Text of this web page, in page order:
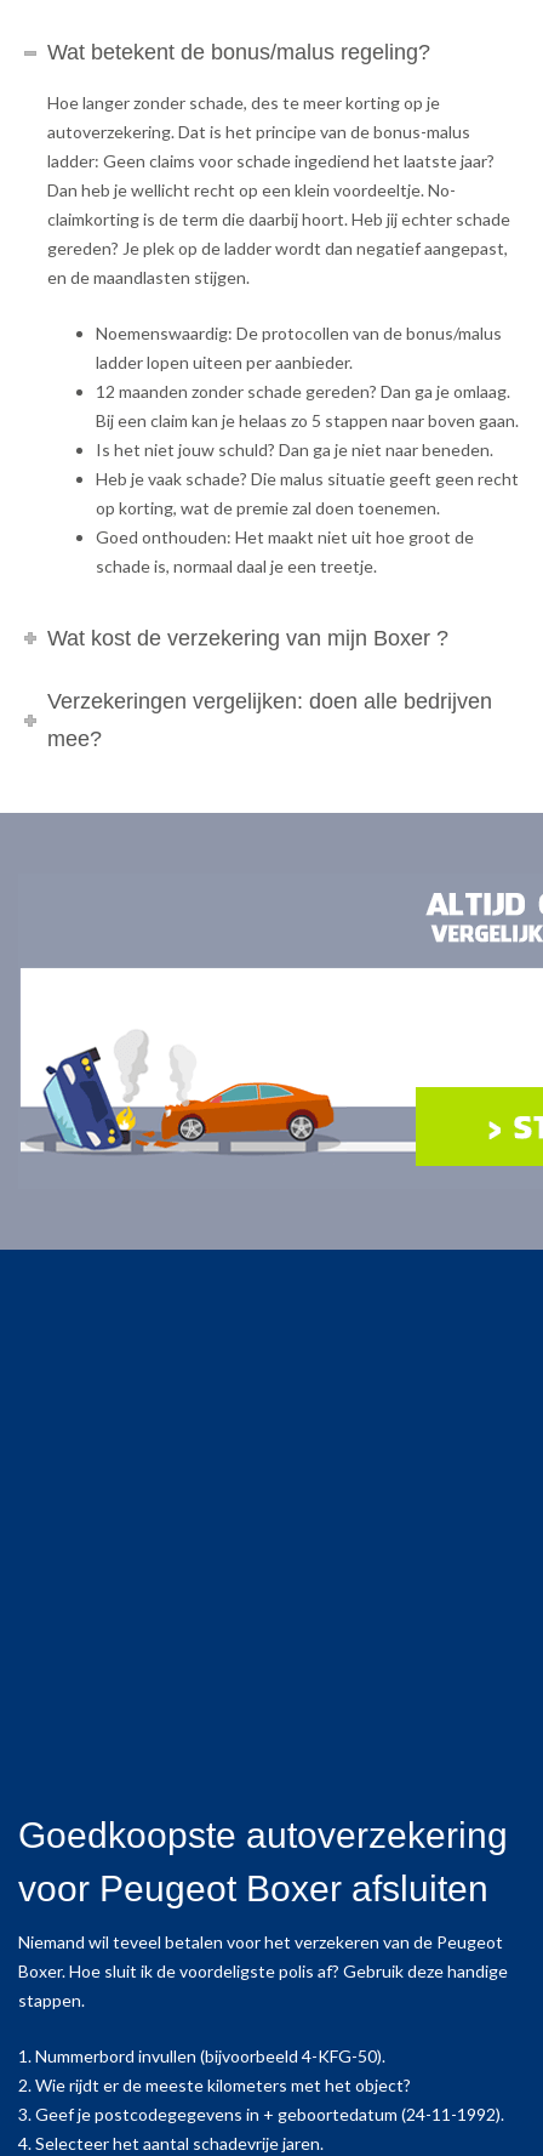
Wat betekent de bonus/malus regeling?
Hoe langer zonder schade, des te meer korting op je
autoverzekering. Dat is het principe van de bonus-malus
ladder: Geen claims voor schade ingediend het laatste jaar?
Dan heb je wellicht recht op een klein voordeeltje. No-
claimkorting is de term die daarbij hoort. Heb jij echter schade
gereden? Je plek op de ladder wordt dan negatief aangepast,
en de maandlasten stijgen.
Noemenswaardig: De protocollen van de bonus/malus
ladder lopen uiteen per aanbieder.
12 maanden zonder schade gereden? Dan ga je omlaag.
Bij een claim kan je helaas zo 5 stappen naar boven gaan.
Is het niet jouw schuld? Dan ga je niet naar beneden.
Heb je vaak schade? Die malus situatie geeft geen recht
op korting, wat de premie zal doen toenemen.
Goed onthouden: Het maakt niet uit hoe groot de
schade is, normaal daal je een treetje.
Wat kost de verzekering van mijn Boxer ?
Verzekeringen vergelijken: doen alle bedrijven
mee?
Goedkoopste autoverzekering
voor Peugeot Boxer afsluiten
Niemand wil teveel betalen voor het verzekeren van de Peugeot
Boxer. Hoe sluit ik de voordeligste polis af? Gebruik deze handige
stappen.
1. Nummerbord invullen (bijvoorbeeld 4-KFG-50).
2. Wie rijdt er de meeste kilometers met het object?
3. Geef je postcodegegevens in + geboortedatum (24-11-1992).
4. Selecteer het aantal schadevrije jaren.